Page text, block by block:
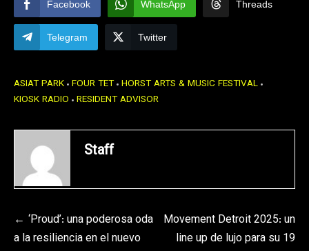
Facebook WhatsApp Threads
Telegram Twitter
ASIAT PARK FOUR TET HORST ARTS & MUSIC FESTIVAL
KIOSK RADIO RESIDENT ADVISOR
Staff
Navegación
‘Proud’: una poderosa oda
a la resiliencia en el nuevo
Movement Detroit 2025: un
line up de lujo para su 19